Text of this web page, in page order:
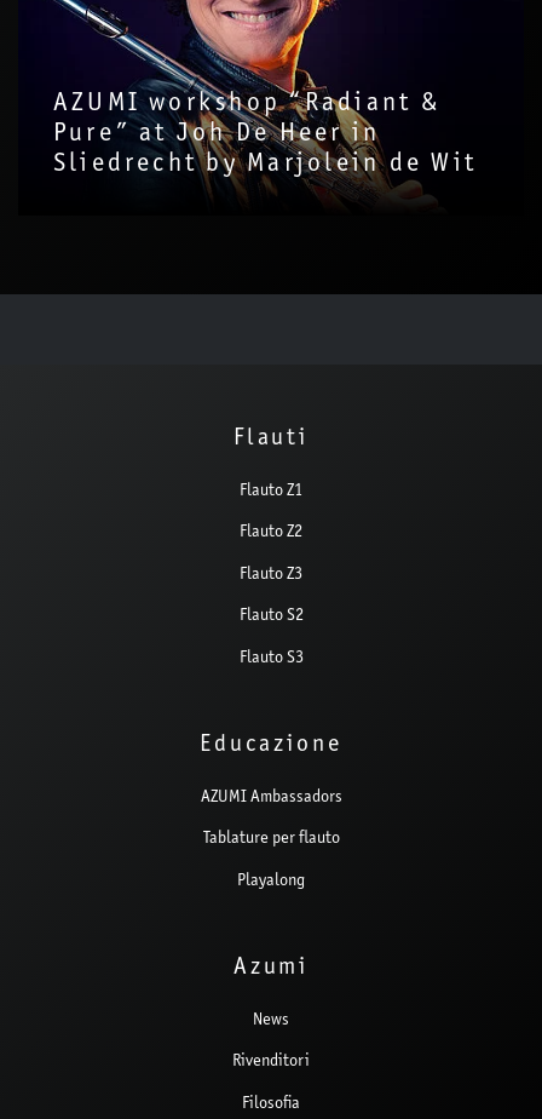
AZUMI workshop “Radiant &
Pure” at Joh De Heer in
Sliedrecht by Marjolein de Wit
Flauti
Flauto Z1
Flauto Z2
Flauto Z3
Flauto S2
Flauto S3
Educazione
AZUMI Ambassadors
Tablature per flauto
Playalong
Azumi
News
Rivenditori
Filosofia